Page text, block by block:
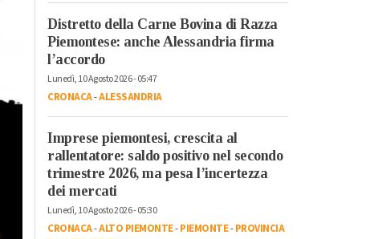
Distretto della Carne Bovina di Razza
Piemontese: anche Alessandria firma
l’accordo
Lunedì, 10 Agosto 2026 - 05:47
CRONACA-ALESSANDRIA
Imprese piemontesi, crescita al
rallentatore: saldo positivo nel secondo
trimestre 2026, ma pesa l’incertezza
dei mercati
Lunedì, 10 Agosto 2026 - 05:30
CRONACA-ALTO PIEMONTE-PIEMONTE-PROVINCIA